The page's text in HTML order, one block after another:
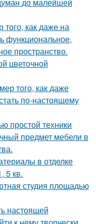
как даже на
функциональное,
пространство.
цветочной
того, как даже
по-настоящему
простой техники
предмет мебели в
в отделке
5 кв.
студия площадью
настоящей